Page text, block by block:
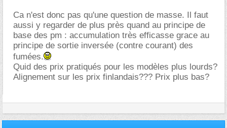
Ca n'est donc pas qu'une question de masse. Il faut
aussi y regarder de plus près quand au principe de
base des pm : accumulation très efficasse grace au
principe de sortie inversée (contre courant) des
fumées.
Quid des prix pratiqués pour les modèles plus lourds?
Alignement sur les prix finlandais??? Prix plus bas?